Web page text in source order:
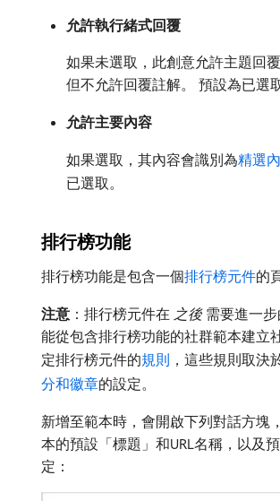
允許執行緒式回覆
如果未選取，此創意允許主題回
但不允許回覆註解。 預設為已選取
允許主要內容
如果選取，其內容會識別為精選
已選取。
排行榜功能
排行榜功能是包含一個排行榜元件的
注意 ：排行榜元件在​ 之後需要進一
能從包含排行榜功能的社群範本建立
定排行榜元件的規則 ，這些規則取決
分和徽章的設定。
新增至範本時，會開啟下列對話方塊
本的預設「標題」和URL名稱，以及
定：